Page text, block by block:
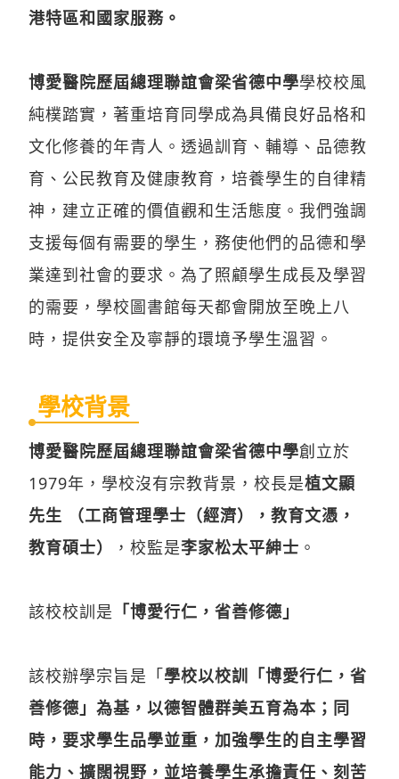
港特區和國家服務。
博愛醫院歷屆總理聯誼會梁省德中學學校校風
純樸踏實，著重培育同學成為具備良好品格和
文化修養的年青人。透過訓育、輔導、品德教
育、公民教育及健康教育，培養學生的自律精
神，建立正確的價值觀和生活態度。我們強調
支援每個有需要的學生，務使他們的品德和學
業達到社會的要求。為了照顧學生成長及學習
的需要，學校圖書館每天都會開放至晚上八
時，提供安全及寧靜的環境予學生溫習。
學校背景
博愛醫院歷屆總理聯誼會梁省德中學創立於
1979年，學校沒有宗教背景，校長是植文顯
先生 （工商管理學士（經濟），教育文憑，
教育碩士）
，校監是李家松太平紳士 。
該校校訓是 「博愛行仁，省善修德」
該校辦學宗旨是「學校以校訓「博愛行仁，省
善修德」為基，以德智體群美五育為本；同
時，要求學生品學並重，加強學生的自主學習
能力、擴闊視野，並培養學生承擔責任、刻苦